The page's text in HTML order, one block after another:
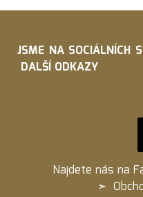
JSME NA
DALŠÍ ODKAZY
Najdete nás na
➣